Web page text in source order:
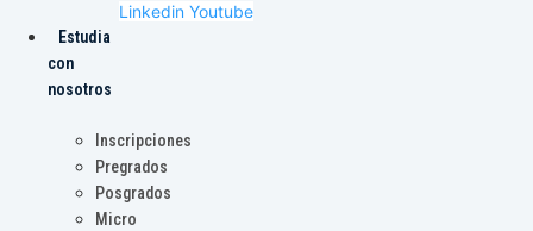
Linkedin Youtube
Estudia
con
nosotros
Inscripciones
Pregrados
Posgrados
Micro